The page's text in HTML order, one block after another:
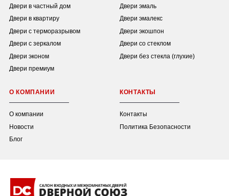
Двери в частный дом
Двери в квартиру
Двери с терморазрывом
Двери с зеркалом
Двери эконом
Двери премиум
Двери эмаль
Двери эмалекс
Двери экошпон
Двери со стеклом
Двери без стекла (глухие)
О КОМПАНИИ
О компании
Новости
Блог
КОНТАКТЫ
Контакты
Политика Безопасности